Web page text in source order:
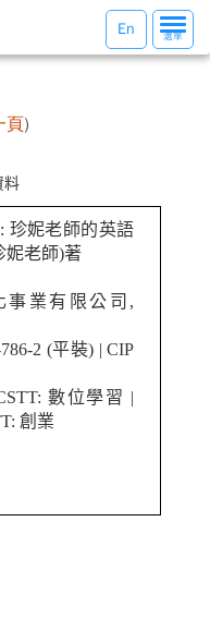
選
單
選單
En
頁)
料
珍妮老師的英語
妮老師)著
事業有限公司,
2 (平裝) | CIP
數位學習 |
創業